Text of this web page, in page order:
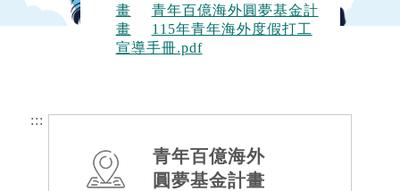
畫
青年百億海外圓夢基金計
畫
115年青年海外度假打工
宣導手冊.pdf
:::
青年百億海外
圓夢基金計畫